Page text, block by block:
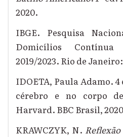
2020.
IBGE. Pesquisa
Domicílios Contínua
2019/2023. Rio de
IDOETA, Paula Adamo.
cérebro e no corpo
Harvard. BBC Brasil,
KRAWCZYK, N.